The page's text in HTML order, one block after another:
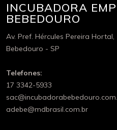
INCUBADORA
BEBEDOURO
Av. Pref. Hércules Pereira Hortal,
Bebedouro - SP
Telefones:
17 3342-5933
adebe@mdbrasil.com.br